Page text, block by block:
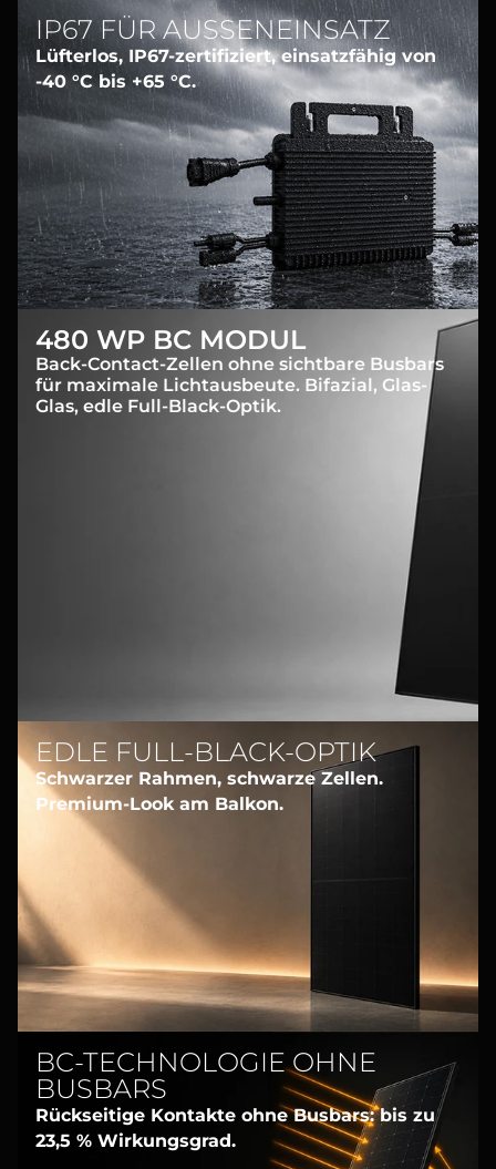
IP67 FÜR AUSSENEINSATZ
Lüfterlos, IP67-zertifiziert, einsatzfähig von
-40 °C bis +65 °C.
480 WP BC MODUL
Back-Contact-Zellen ohne sichtbare Busbars
für maximale Lichtausbeute. Bifazial, Glas-
Glas, edle Full-Black-Optik.
EDLE FULL-BLACK-OPTIK
Schwarzer Rahmen, schwarze Zellen.
Premium-Look am Balkon.
BC-TECHNOLOGIE OHNE
BUSBARS
Rückseitige Kontakte ohne Busbars: bis zu
23,5 % Wirkungsgrad.